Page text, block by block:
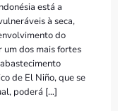
está a
à seca,
do
um dos mais fortes
de El Niño, que se
poderá […]